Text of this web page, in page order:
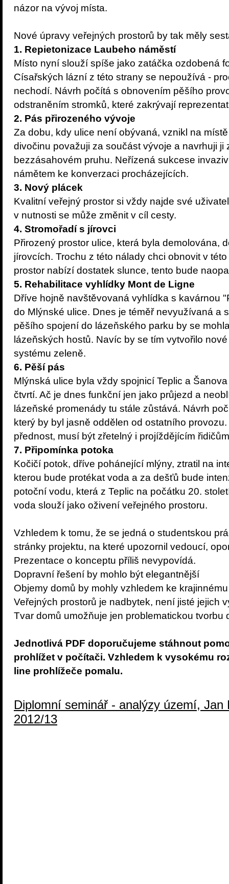
názor na vývoj místa.
Nové úpravy veřejných prostorů by tak měly
1. Repietonizace Laubeho náměstí
Místo nyní slouží spíše jako zatáčka ozdobená
Císařských lázní z této strany se nepoužívá -
nechodí. Návrh počítá s obnovením pěšího
odstraněním stromků, které zakrývají
2. Pás přirozeného vývoje
Za dobu, kdy ulice není obývaná, vznikl na
divočinu považuji za součást vývoje a navrhuji
bezzásahovém pruhu. Neřízená sukcese
námětem ke konverzaci procházejících.
3. Nový plácek
Kvalitní veřejný prostor si vždy najde své
v nutnosti se může změnit v cíl cesty.
4. Stromořadí s jírovci
Přirozený prostor ulice, která byla demolována,
jírovcích. Trochu z této nálady chci obnovit v
prostor nabízí dostatek slunce, tento bude
5. Rehabilitace vyhlídky Mont de Ligne
Dříve hojně navštěvovaná vyhlídka s kavárnou
do Mlýnské ulice. Dnes je téměř nevyužívaná a
pěšího spojení do lázeňského parku by se
lázeňských hostů. Navíc by se tím vytvořilo
systému zeleně.
6. Pěší pás
Mlýnská ulice byla vždy spojnicí Teplic a
čtvrtí. Ač je dnes funkční jen jako průjezd a
lázeňské promenády tu stále zůstává. Návrh
který by byl jasně oddělen od ostatního
přednost, musí být zřetelný i projíždějícím
7. Připomínka potoka
Kočičí potok, dříve pohánející mlýny, ztratil na
kterou bude protékat voda a za dešťů bude
potoční vodu, která z Teplic na počátku 20.
voda slouží jako oživení veřejného prostoru.
Vzhledem k tomu, že se jedná o studentskou
stránky projektu, na které upozornil vedoucí,
Prezentace o konceptu příliš nevypovídá.
Dopravní řešení by mohlo být elegantnější
Objemy domů by mohly vzhledem ke
Veřejných prostorů je nadbytek, není jisté jejich
Tvar domů umožňuje jen problematickou tvorbu
Jednotlivá PDF doporučujeme stáhnout
prohlížet v počítači. Vzhledem k vysokému
line prohlížeče pomalu.
Diplomní seminář - analýzy území, Jan
2012/13